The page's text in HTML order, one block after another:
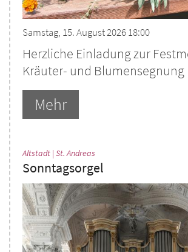
Samstag, 15. August 2026 18:00
Herzliche Einladung zur
Kräuter- und Blumensegnung
Mehr
Altstadt | St. Andreas
Sonntagsorgel